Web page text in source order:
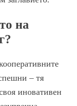
на
– тя
иновативен